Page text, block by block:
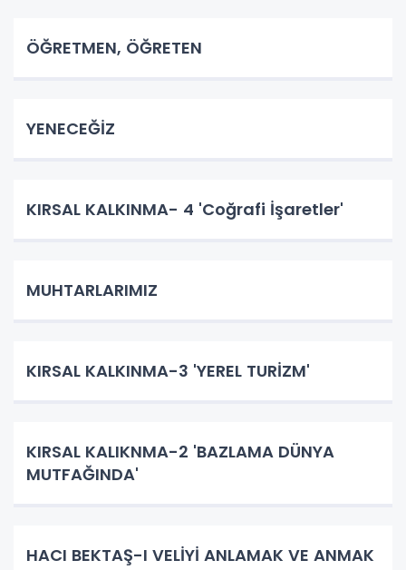
ÖĞRETMEN, ÖĞRETEN
YENECEĞİZ
KIRSAL KALKINMA- 4 'Coğrafi İşaretler'
MUHTARLARIMIZ
KIRSAL KALKINMA-3 'YEREL TURİZM'
KIRSAL KALIKNMA-2 'BAZLAMA DÜNYA
MUTFAĞINDA'
HACI BEKTAŞ-I VELİYİ ANLAMAK VE ANMAK